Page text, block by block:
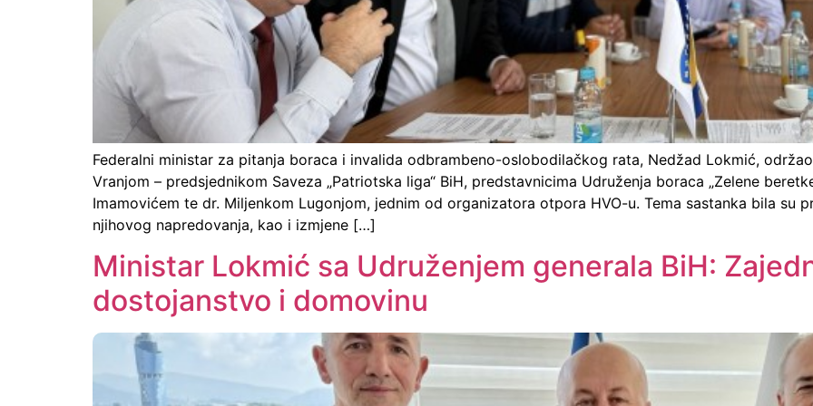
Federalni ministar za pitanja boraca i invalida odbrambeno-oslobodilačkog rata, Nedžad Lokmić,
Vranjom – predsjednikom Saveza „Patriotska liga“ BiH, predstavnicima Udruženja boraca „Zelene
Imamovićem te dr. Miljenkom Lugonjom, jednim od organizatora otpora HVO-u. Tema sastanka bila su
njihovog napredovanja, kao i izmjene […]
Ministar Lokmić sa Udruženjem generala BiH:
dostojanstvo i domovinu